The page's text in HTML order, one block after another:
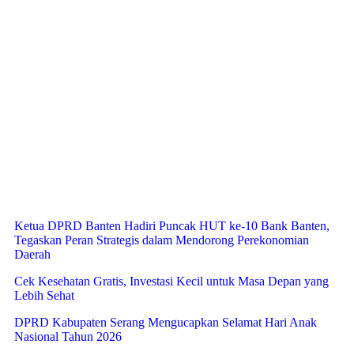
Ketua DPRD Banten Hadiri Puncak HUT ke-10 Bank Banten,
Tegaskan Peran Strategis dalam Mendorong Perekonomian
Daerah
Cek Kesehatan Gratis, Investasi Kecil untuk Masa Depan yang
Lebih Sehat
DPRD Kabupaten Serang Mengucapkan Selamat Hari Anak
Nasional Tahun 2026